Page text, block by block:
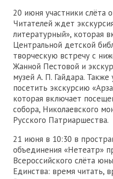
20 июня участники слёта
Читателей ждет
литературный», которая
Центральной детской
творческую встречу с
Жанной Пестовой и
музей А. П. Гайдара. Также
посетить экскурсию
которая включает
собора, Николаевского
Русского Патриаршества.
21 июня в 10:30 в
объединения «Нетеатр»
Всероссийского слёта
Единства: время читать,